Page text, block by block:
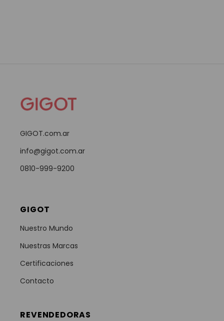
GIGOT.com.ar
info@gigot.com.ar
0810-999-9200
GIGOT
Nuestro Mundo
Nuestras Marcas
Certificaciones
Contacto
REVENDEDORAS